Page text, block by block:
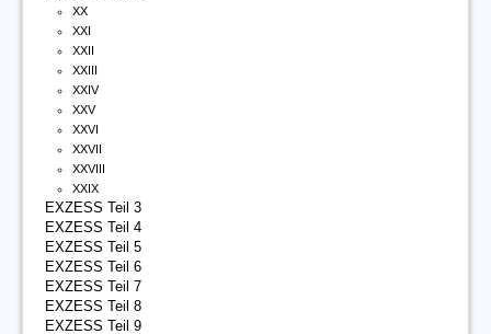
XX
XXI
XXII
XXIII
XXIV
XXV
XXVI
XXVII
XXVIII
XXIX
EXZESS Teil 3
EXZESS Teil 4
EXZESS Teil 5
EXZESS Teil 6
EXZESS Teil 7
EXZESS Teil 8
EXZESS Teil 9